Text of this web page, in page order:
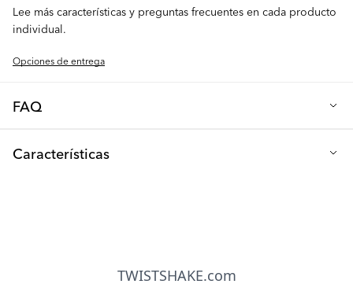
Lee más características y preguntas frecuentes en cada producto
individual.
Opciones de entrega
FAQ
Características